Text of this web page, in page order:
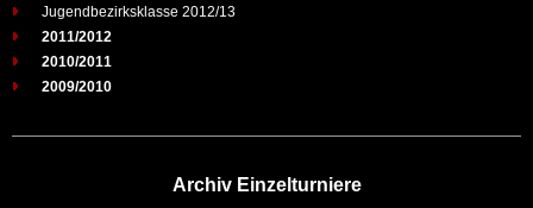
Jugendbezirksklasse 2012/13
2011/2012
2010/2011
2009/2010
Archiv Einzelturniere